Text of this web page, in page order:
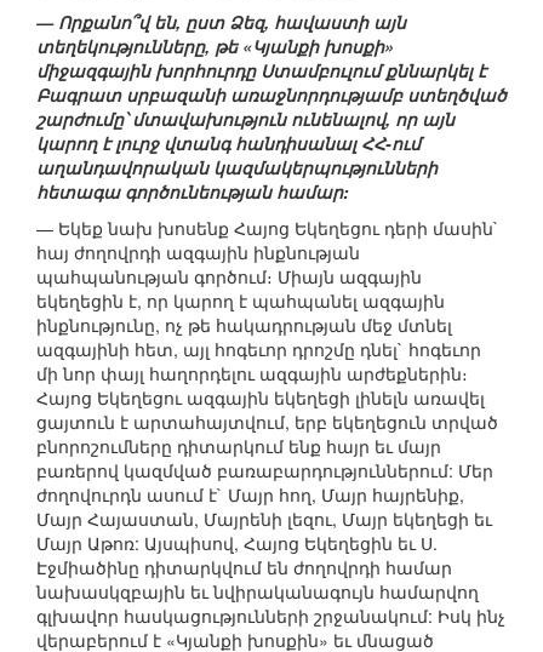
— Որքանո՞վ են, ըստ Ձեզ, հավաստի այն
տեղեկությունները, թե «Կյանքի խոսքի»
միջազգային խորհուրդը Ստամբուլում քննարկել է
Բագրատ սրբազանի առաջնորդությամբ ստեղծված
շարժումը՝ մտավախություն ունենալով, որ այն
կարող է լուրջ վտանգ հանդիսանալ ՀՀ-ում
աղանդավորական կազմակերպությունների
հետագա գործունեության համար:
— Եկեք նախ խոսենք Հայոց Եկեղեցու դերի մասին`
հայ ժողովրդի ազգային ինքնության
պահպանության գործում։ Միայն ազգային
եկեղեցին է, որ կարող է պահպանել ազգային
ինքնությունը, ոչ թե հակադրության մեջ մտնել
ազգայինի հետ, այլ հոգեւոր դրոշմը դնել` հոգեւոր
մի նոր փայլ հաղորդելու ազգային արժեքներին։
Հայոց Եկեղեցու ազգային եկեղեցի լինելն առավել
ցայտուն է արտահայտվում, երբ եկեղեցուն տրված
բնորոշումները դիտարկում ենք հայր եւ մայր
բառերով կազմված բառաբարդություններում: Մեր
ժողովուրդն ասում է` Մայր հող, Մայր հայրենիք,
Մայր Հայաստան, Մայրենի լեզու, Մայր եկեղեցի եւ
Մայր Աթոռ: Այսպիսով, Հայոց Եկեղեցին եւ Ս.
Էջմիածինը դիտարկվում են ժողովրդի համար
նախասկզբային եւ նվիրականագույն համարվող
գլխավոր հասկացությունների շրջանակում: Իսկ ինչ
վերաբերում է «Կյանքի խոսքին» եւ մնացած